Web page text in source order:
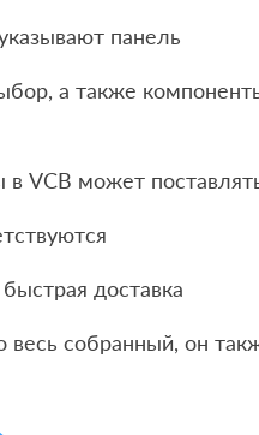
панель
а также
в VCB может
доставка
весь собранный, он